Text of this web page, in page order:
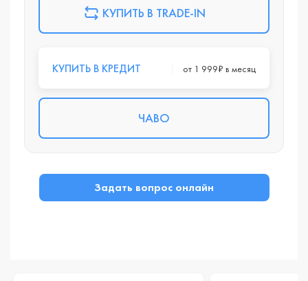
КУПИТЬ В TRADE-IN
КУПИТЬ В КРЕДИТ от 1 999₽ в месяц
ЧАВО
Задать вопрос онлайн